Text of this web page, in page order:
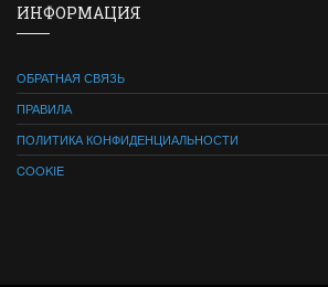
ИНФОРМАЦИЯ
ОБРАТНАЯ СВЯЗЬ
ПРАВИЛА
ПОЛИТИКА КОНФИДЕНЦИАЛЬНОСТИ
COOKIE